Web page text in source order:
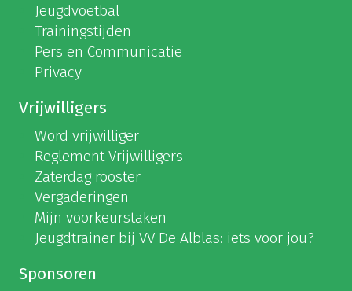
Jeugdvoetbal
Trainingstijden
Pers en Communicatie
Privacy
Vrijwilligers
Word vrijwilliger
Reglement Vrijwilligers
Zaterdag rooster
Vergaderingen
Mijn voorkeurstaken
Jeugdtrainer bij VV De Alblas: iets voor jou?
Sponsoren